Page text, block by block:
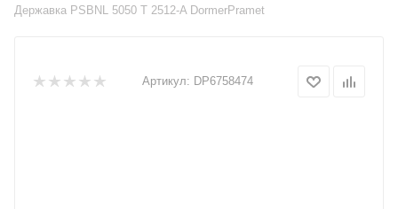
Державка PSBNL 5050 T 2512-A DormerPramet
Артикул: DP6758474